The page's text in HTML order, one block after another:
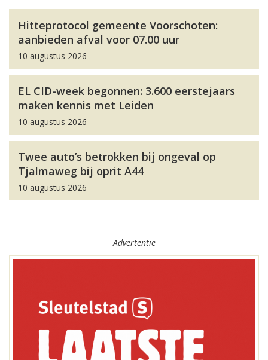
Hitteprotocol gemeente Voorschoten:
aanbieden afval voor 07.00 uur
10 augustus 2026
EL CID-week begonnen: 3.600 eerstejaars
maken kennis met Leiden
10 augustus 2026
Twee auto’s betrokken bij ongeval op
Tjalmaweg bij oprit A44
10 augustus 2026
Advertentie